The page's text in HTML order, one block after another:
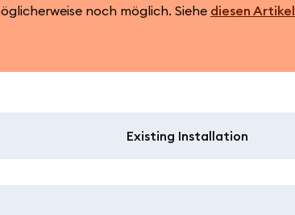
noch möglich. Siehe diesen Artikel
Existing Installation